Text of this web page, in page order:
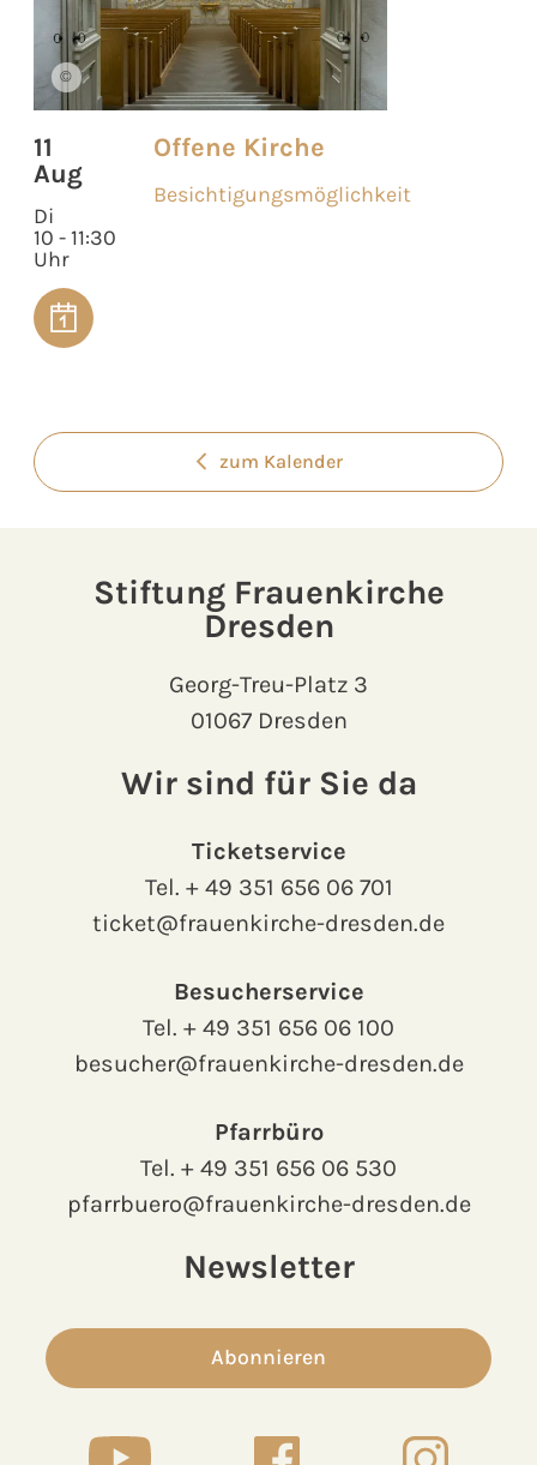
©
11
Aug
Di
10 - 11:30
Uhr
Offene Kirche
Besichtigungsmöglichkeit
zum Kalender
Stiftung Frauenkirche
Dresden
Georg-Treu-Platz 3
01067 Dresden
Wir sind für Sie da
Ticketservice
Tel. + 49 351 656 06 701
ticket@frauenkirche-dresden.de
Besucherservice
Tel. + 49 351 656 06 100
besucher@frauenkirche-dresden.de
Pfarrbüro
Tel. + 49 351 656 06 530
pfarrbuero@frauenkirche-dresden.de
Newsletter
Abonnieren